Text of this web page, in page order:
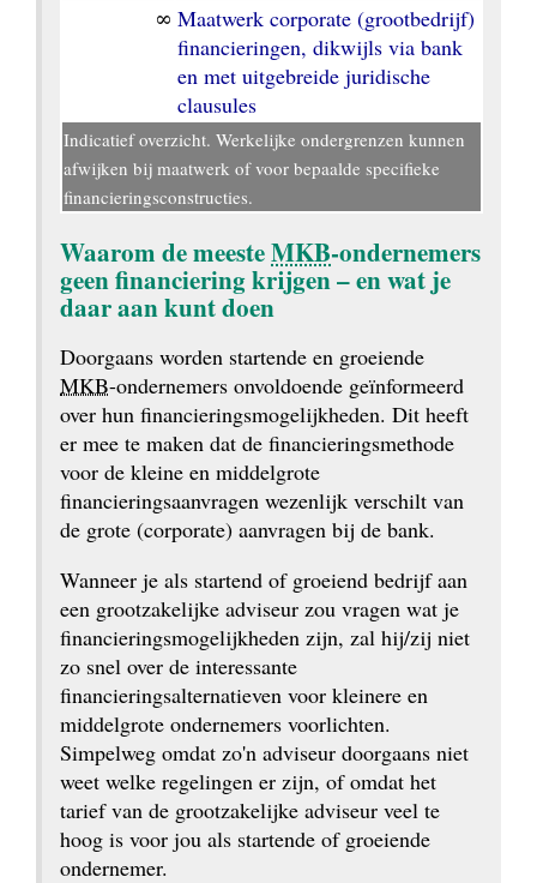
Indicatief overzicht. Werkelijke ondergrenzen kunnen
afwijken bij maatwerk of voor bepaalde specifieke
financieringsconstructies.
∞ Maatwerk corporate (grootbedrijf)
financieringen, dikwijls via bank
en met uitgebreide juridische
clausules
Waarom de meeste MKB-ondernemers
geen financiering krijgen – en wat je
daar aan kunt doen
Doorgaans worden startende en groeiende
MKB-ondernemers onvoldoende geïnformeerd
over hun financieringsmogelijkheden. Dit heeft
er mee te maken dat de financieringsmethode
voor de kleine en middelgrote
financieringsaanvragen wezenlijk verschilt van
de grote (corporate) aanvragen bij de bank.
Wanneer je als startend of groeiend bedrijf aan
een grootzakelijke adviseur zou vragen wat je
financieringsmogelijkheden zijn, zal hij/zij niet
zo snel over de interessante
financieringsalternatieven voor kleinere en
middelgrote ondernemers voorlichten.
Simpelweg omdat zo'n adviseur doorgaans niet
weet welke regelingen er zijn, of omdat het
tarief van de grootzakelijke adviseur veel te
hoog is voor jou als startende of groeiende
ondernemer.